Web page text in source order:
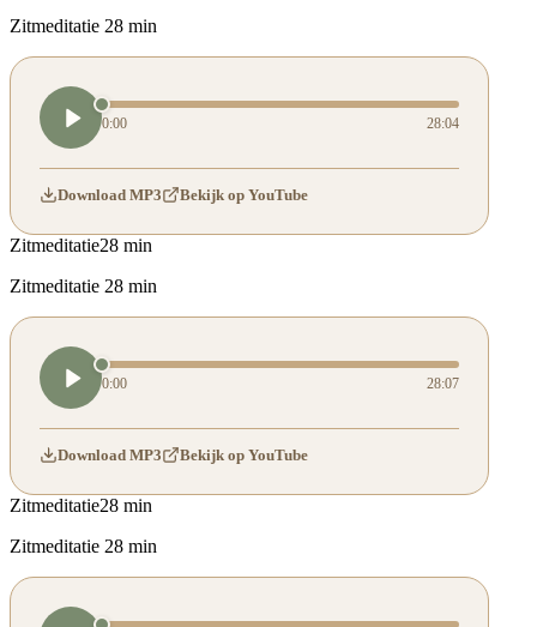
Zitmeditatie 28 min
0:00 28:04
Download MP3 Bekijk op YouTube
Zitmeditatie28 min
Zitmeditatie 28 min
0:00 28:07
Download MP3 Bekijk op YouTube
Zitmeditatie28 min
Zitmeditatie 28 min